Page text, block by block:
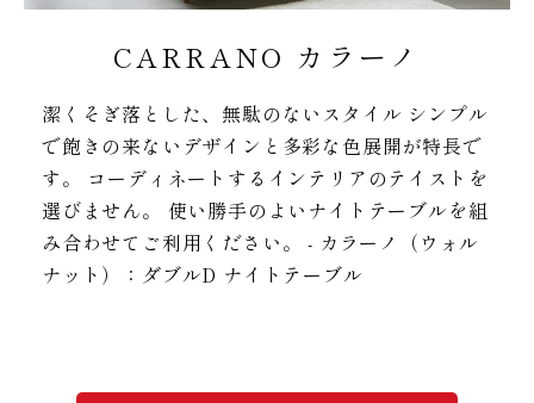
CARRANO カラーノ
潔くそぎ落とした、無駄のないスタイル シンプル
で飽きの来ないデザインと多彩な色展開が特長で
す。 コーディネートするインテリアのテイストを
選びません。 使い勝手のよいナイトテーブルを組
み合わせてご利用ください。 - カラーノ（ウォル
ナット）：ダブルD ナイトテーブル